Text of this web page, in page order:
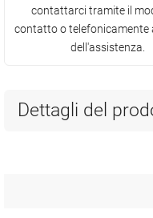
contattarci tramite il
contatto o telefonicamente
dell'assistenza.
Dettagli del